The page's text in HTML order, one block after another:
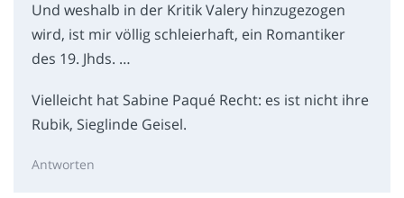
Und weshalb in der Kritik Valery hinzugezogen
wird, ist mir völlig schleierhaft, ein Romantiker
des 19. Jhds. …
Vielleicht hat Sabine Paqué Recht: es ist nicht ihre
Rubik, Sieglinde Geisel.
Antworten